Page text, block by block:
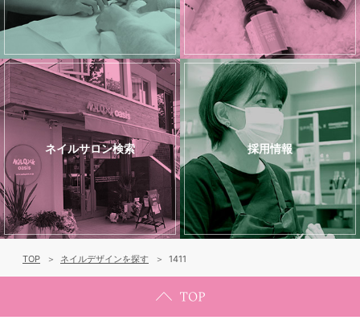
ネイルサロン検索 採用情報
TOP ネイルデザインを探す 1411